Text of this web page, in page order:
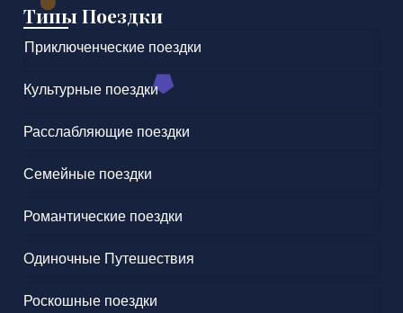
Типы Поездки
Приключенческие поездки
Культурные поездки
Расслабляющие поездки
Семейные поездки
Романтические поездки
Одиночные Путешествия
Роскошные поездки